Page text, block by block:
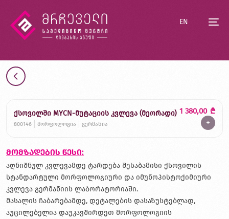
EN
ქსოვილში MYCN-მუტაციის კვლევა (მეორადი)
800146 მორფოლოგია გერმანია
1 380,00 ₾
+
მომზადების წესი:
აღნიშნულ კვლევამდე ტარდება შესაბამისი ქსოვილის
სტანდარტული მორფოლოგიური და იმუნოჰისტოქიმიური
კვლევა გერმანიის ლაბორატორიაში.
მასალის ჩაბარებამდე, დეტალების დასაზუსტებლად,
აუცილებელია დაუკავშირდეთ მორფოლოგიის